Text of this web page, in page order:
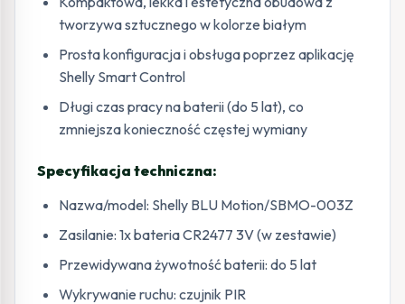
tworzywa sztucznego w kolorze białym
Prosta konfiguracja i obsługa poprzez aplikację
Shelly Smart Control
Długi czas pracy na baterii (do 5 lat), co
zmniejsza konieczność częstej wymiany
Specyfikacja techniczna:
Nazwa/model: Shelly BLU Motion/SBMO-003Z
Zasilanie: 1x bateria CR2477 3V (w zestawie)
Przewidywana żywotność baterii: do 5 lat
Wykrywanie ruchu: czujnik PIR